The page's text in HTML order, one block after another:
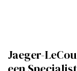
Jaeger-